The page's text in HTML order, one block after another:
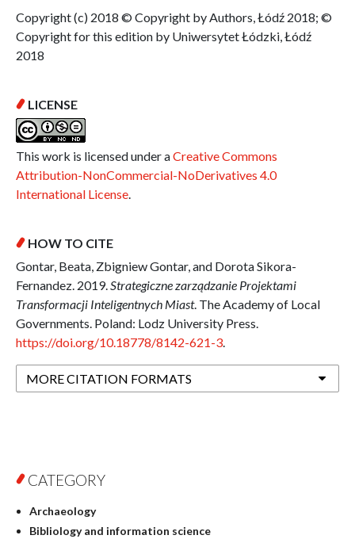
Copyright (c) 2018 © Copyright by Authors, Łódź 2018; ©
Copyright for this edition by Uniwersytet Łódzki, Łódź
2018
LICENSE
This work is licensed under aCreative Commons
Attribution-NonCommercial-NoDerivatives 4.0
International License.
HOW TO CITE
Gontar, Beata, Zbigniew Gontar, and Dorota Sikora-
Fernandez. 2019.Strategiczne zarządzanie Projektami
Transformacji Inteligentnych Miast. The Academy of Local
Governments. Poland: Lodz University Press.
https://doi.org/10.18778/8142-621-3.
MORE CITATION FORMATS
CATEGORY
Archaeology
Bibliology and information science